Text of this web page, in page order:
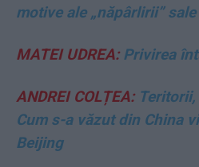
motive ale „năpârlirii” sale
MATEI UDREA:Privirea
ANDREI COLȚEA:Teritorii,
Cum s-a văzut din China
Beijing